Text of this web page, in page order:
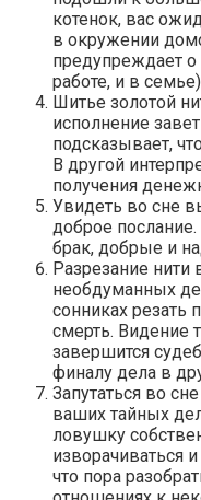
котенок, вас
в окружении
предупреждает о
работе, и в
Шитье золотой
исполнение
подсказывает,
В другой
получения
Увидеть во сне
доброе
брак, добрые и
Разрезание
необдуманных
сонниках резать
смерть. Видение
завершится
финалу дела в
Запутаться во
ваших тайных
ловушку
изворачиваться
что пора